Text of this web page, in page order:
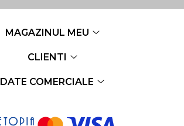
MAGAZINUL MEU
CLIENTI
DATE COMERCIALE